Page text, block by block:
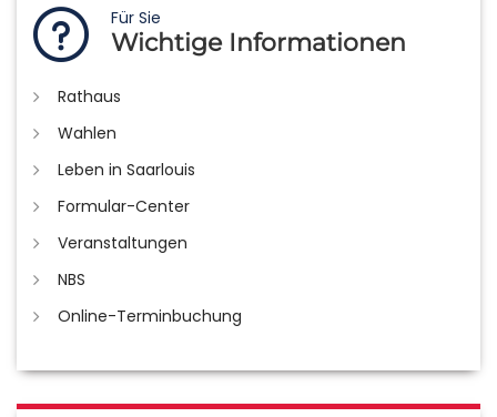
Für Sie
Wichtige Informationen
Rathaus
Wahlen
Leben in Saarlouis
Formular-Center
Veranstaltungen
NBS
Online-Terminbuchung